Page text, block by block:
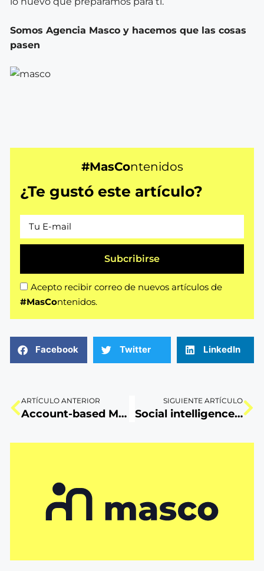
Somos Agencia Masco y hacemos que las cosas
pasen
#MasContenidos
¿Te gustó este artículo?
Acepto recibir correo de nuevos artículos de
#MasContenidos.
Subcribirse
Facebook Twitter LinkedIn
ARTÍCULO ANTERIOR
Account-based Marketing: el camino hacia la venta
SIGUIENTE ARTÍCULO
Social intelligence: ¿en serio conoces a tu público?